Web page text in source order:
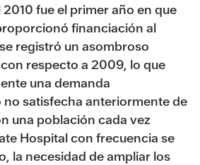
fue el primer año en que
financiación al
registró un asombroso
respecto a 2009, lo que
una demanda
satisfecha anteriormente de
una población cada vez
Hospital con frecuencia se
la necesidad de ampliar los